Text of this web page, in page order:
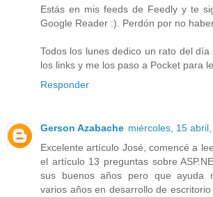
Estás en mis feeds de Feedly y te
Google Reader :). Perdón por no
Todos los lunes dedico un rato del
los links y me los paso a Pocket para
Responder
Gerson Azabache miércoles, 15
Excelente artículo José, comencé a
el artículo 13 preguntas sobre
sus buenos años pero que ayuda
varios años en desarrollo de